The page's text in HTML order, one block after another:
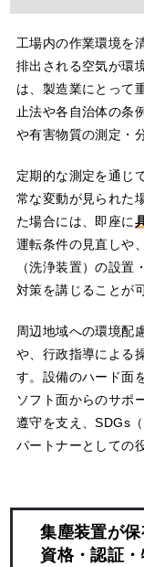
工場内の作業環境を
排出される空気が環
は、製造業にとって
止法や各自治体の条
や有害物質の測定・
定期的な測定を通じ
常な変動が見られた
た場合には、即座に
運転条件の見直しや
（洗浄装置）の設置
対策を講じることが
周辺地域への環境配
や、行政指導による
す。設備のハード面
ソフト面からのサポ
遵守を支え、SDGs
パートナーとしての
集塵装置が
資格・認証